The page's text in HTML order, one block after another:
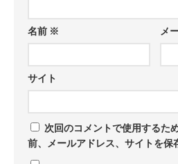
名前 ※ メ
サイト
次回のコメントで使用するた
前、メールアドレス、サイトを保